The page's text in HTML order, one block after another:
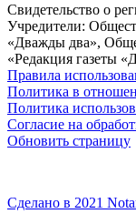
Свидетельство о
Учредители:
«Дважды два»,
«Редакция газеты
Правила
Политика в
Политика
Согласие на
Обновить страницу
Сделано в 2021